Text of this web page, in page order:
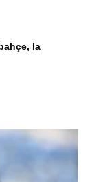
la